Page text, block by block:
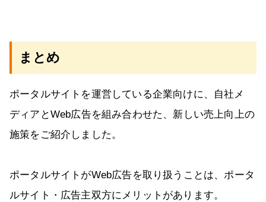
まとめ
ポータルサイトを運営している企業向けに、自社メ
ディアとWeb広告を組み合わせた、新しい売上向上の
施策をご紹介しました。
ポータルサイトがWeb広告を取り扱うことは、ポータ
ルサイト・広告主双方にメリットがあります。